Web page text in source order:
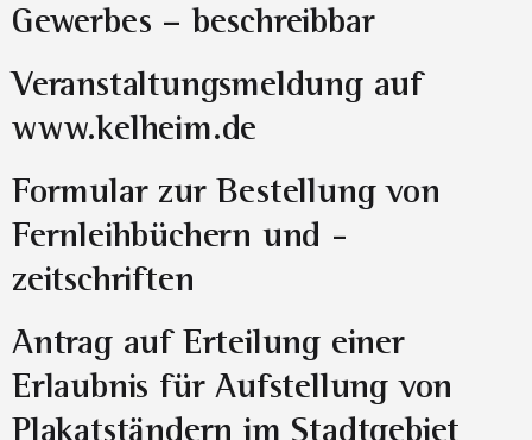
Gewerbes – beschreibbar
Veranstaltungsmeldung auf
www.kelheim.de
Formular zur Bestellung von
Fernleihbüchern und -
zeitschriften
Antrag auf Erteilung einer
Erlaubnis für Aufstellung von